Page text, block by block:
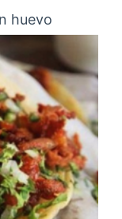
huevo